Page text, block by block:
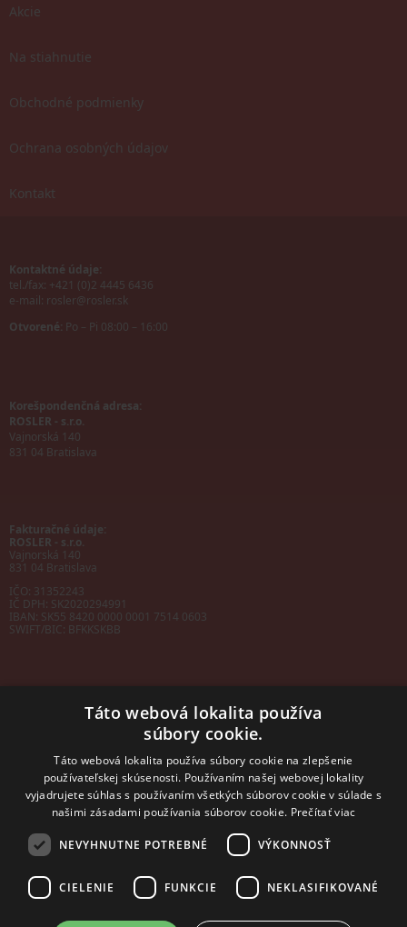
Akcie
Na stiahnutie
Obchodné podmienky
Ochrana osobných údajov
Kontakt
Kontaktné údaje:
tel./fax: +421 (0)2 4445 6436
e-mail: rosler@rosler.sk
Otvorené: Po – Pi 08:00 – 16:00
Korešpondenčná adresa:
ROSLER - s.r.o.
Vajnorská 140
831 04 Bratislava
Fakturačné údaje:
ROSLER - s.r.o.
Vajnorská 140
831 04 Bratislava
IČO: 31352243
IČ DPH: SK2020294991
IBAN: SK55 8420 0000 0001 7514 0603
SWIFT/BIC: BFKKSKBB
sales@rosler.sk
Regionálni zástupcovia
Západ a stred:
+421 903 728 402
Východ
mobil: +421 901 728 409
Táto webová lokalita používa
súbory cookie.
Táto webová lokalita používa súbory cookie na zlepšenie
používateľskej skúsenosti. Používaním našej webovej lokality
vyjadrujete súhlas s používaním všetkých súborov cookie v súlade s
našimi zásadami používania súborov cookie. Prečítať viac
NEVYHNUTNE POTREBNÉ VÝKONNOSŤ
CIELENIE FUNKCIE NEKLASIFIKOVANÉ